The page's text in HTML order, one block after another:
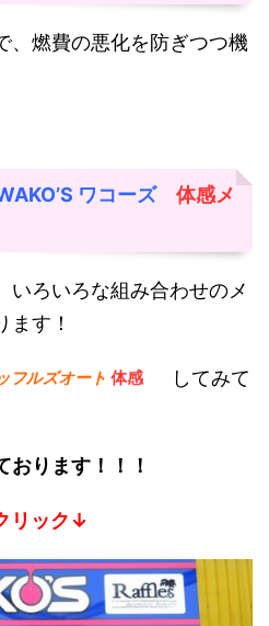
、燃費の悪化を防ぎつつ機
ワコーズ 体感メ
いろいろな組み合わせのメ
ます！
フルズオート 体感してみて
おります！！！
リック↓